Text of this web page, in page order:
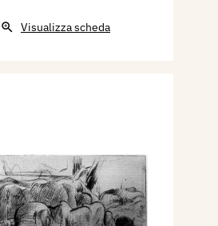
Visualizza scheda